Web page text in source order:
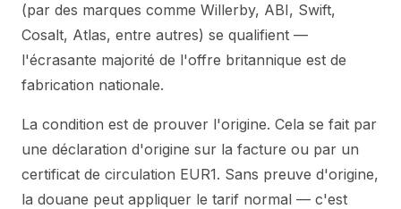
(par des marques comme Willerby, ABI, Swift,
Cosalt, Atlas, entre autres) se qualifient —
l'écrasante majorité de l'offre britannique est de
fabrication nationale.
La condition est de prouver l'origine. Cela se fait par
une déclaration d'origine sur la facture ou par un
certificat de circulation EUR1. Sans preuve d'origine,
la douane peut appliquer le tarif normal — c'est